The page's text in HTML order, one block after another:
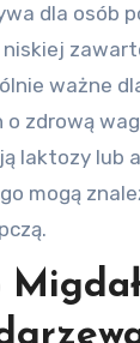
dla osób
ważne
o zdrową
laktozy lub
mogą